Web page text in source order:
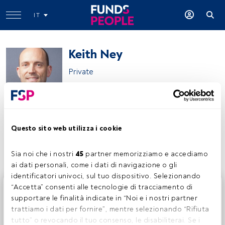
Questo sito web utilizza i cookie
Sia noi che i nostri 45 partner memorizziamo e accediamo
ai dati personali, come i dati di navigazione o gli
identificatori univoci, sul tuo dispositivo. Selezionando
“Accetta” consenti alle tecnologie di tracciamento di
supportare le finalità indicate in “Noi e i nostri partner
trattiamo i dati per fornire”, mentre selezionando “Rifiuta
tutto” o revocando il tuo consenso, le disabiliterai. Se i
IT
Keith Ney
Private
Condividi:
Questo è un articolo riservato agli utenti FundsPeople. Se
sei già registrato, accedi tramite il pulsante Login. Se non
hai ancora un account, ti invitiamo a registrarti per scoprire
tutti i contenuti che FundsPeople ha da offrire.